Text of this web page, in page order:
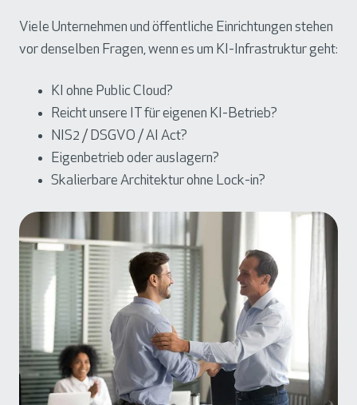
Viele Unternehmen und öffentliche Einrichtungen stehen
vor denselben Fragen, wenn es um KI-Infrastruktur geht:
KI ohne Public Cloud?
Reicht unsere IT für eigenen KI-Betrieb?
NIS2 / DSGVO / AI Act?
Eigenbetrieb oder auslagern?
Skalierbare Architektur ohne Lock-in?